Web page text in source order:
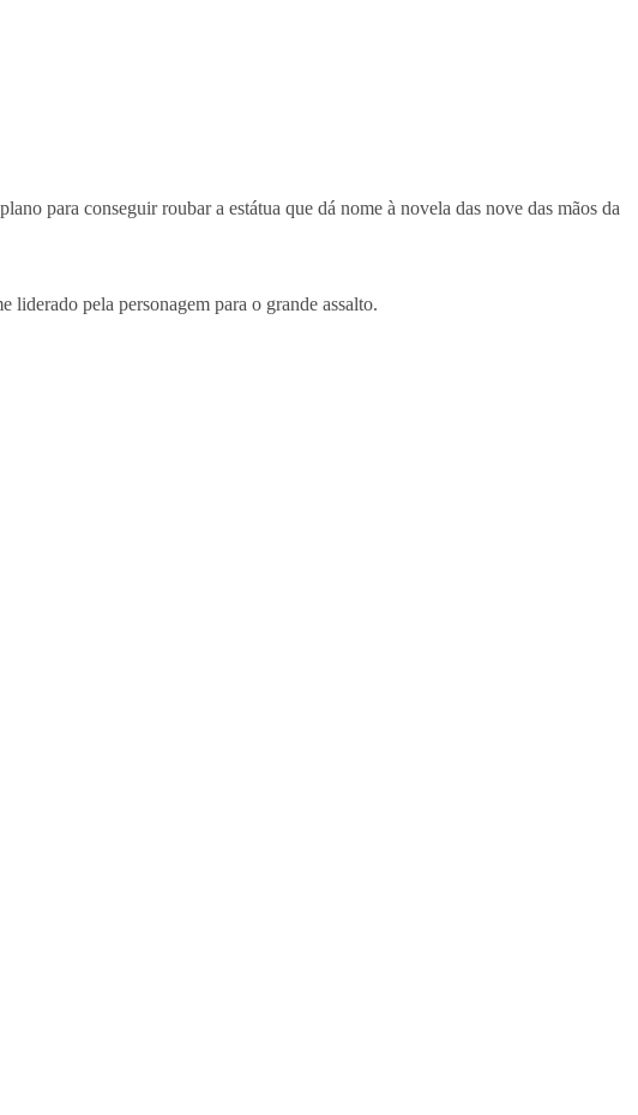
para conseguir roubar a estátua que dá nome à novela das nove das mãos da
pela personagem para o grande assalto.